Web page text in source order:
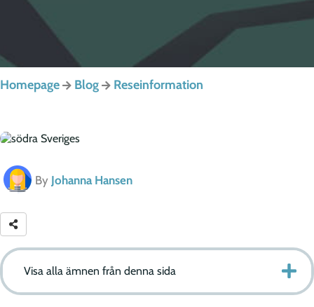
Homepage Blog Reseinformation
By Johanna Hansen
Visa alla ämnen från denna sida